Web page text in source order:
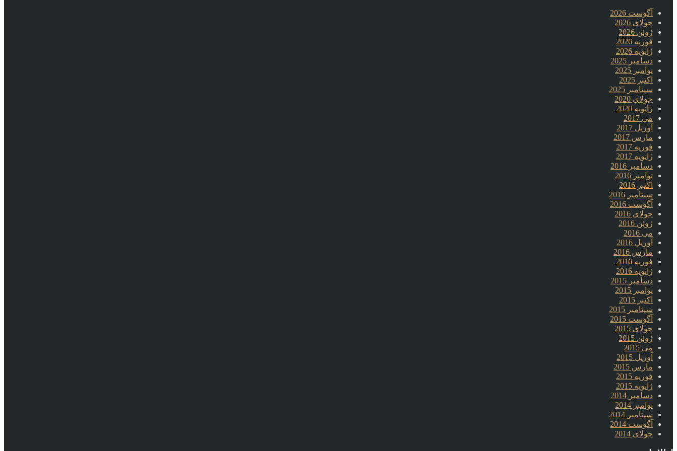
آگوست 2026
جولای 2026
ژوئن 2026
فوریه 2026
ژانویه 2026
دسامبر 2025
نوامبر 2025
اکتبر 2025
سپتامبر 2025
جولای 2020
ژانویه 2020
می 2017
آوریل 2017
مارس 2017
فوریه 2017
ژانویه 2017
دسامبر 2016
نوامبر 2016
اکتبر 2016
سپتامبر 2016
آگوست 2016
جولای 2016
ژوئن 2016
می 2016
آوریل 2016
مارس 2016
فوریه 2016
ژانویه 2016
دسامبر 2015
نوامبر 2015
اکتبر 2015
سپتامبر 2015
آگوست 2015
جولای 2015
ژوئن 2015
می 2015
آوریل 2015
مارس 2015
فوریه 2015
ژانویه 2015
دسامبر 2014
نوامبر 2014
سپتامبر 2014
آگوست 2014
جولای 2014